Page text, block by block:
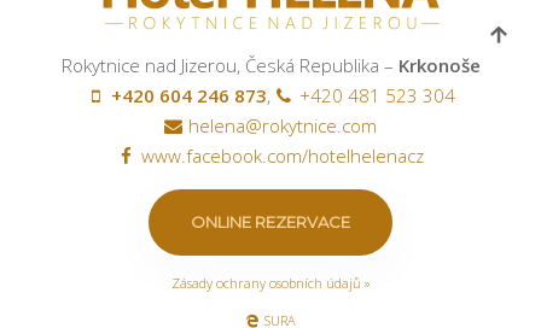
Rokytnice nad Jizerou, Česká Republika – Krkonoše
+420 604 246 873,
+420 481 523 304
helena@rokytnice.com
www.facebook.com/hotelhelenacz
ONLINE REZERVACE
Zásady ochrany osobních údajů »
SURA